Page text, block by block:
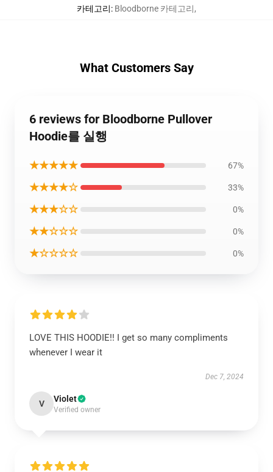
카테고리: Bloodborne 카테고리,
What Customers Say
6 reviews for Bloodborne Pullover
Hoodie를 실행
★★★★★ 67%
★★★★☆ 33%
★★★☆☆ 0%
★★☆☆☆ 0%
★☆☆☆☆ 0%
LOVE THIS HOODIE!! I get so many compliments
whenever I wear it
Dec 7, 2024
V Violet
Verified owner